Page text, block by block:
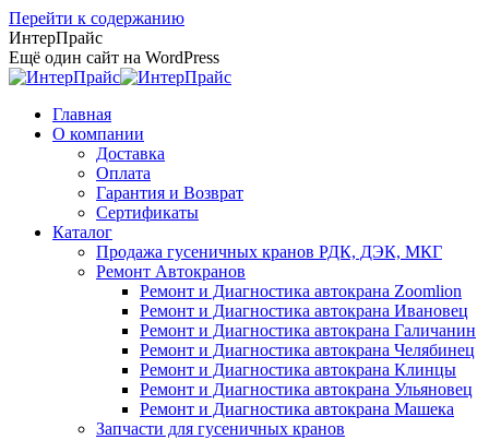
Перейти к содержанию
ИнтерПрайс
Ещё один сайт на WordPress
Главная
О компании
Доставка
Оплата
Гарантия и Возврат
Сертификаты
Каталог
Продажа гусеничных кранов РДК, ДЭК, МКГ
Ремонт Автокранов
Ремонт и Диагностика автокрана Zoomlion
Ремонт и Диагностика автокрана Ивановец
Ремонт и Диагностика автокрана Галичанин
Ремонт и Диагностика автокрана Челябинец
Ремонт и Диагностика автокрана Клинцы
Ремонт и Диагностика автокрана Ульяновец
Ремонт и Диагностика автокрана Машека
Запчасти для гусеничных кранов